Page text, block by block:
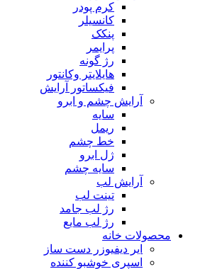
کرم پودر
کانسیلر
پنکک
پرایمر
رژ گونه
هایلایتر وکانتور
فیکساتور آرایش
آرایش چشم و ابرو
سایه
ریمل
خط چشم
ژل ابرو
سایه چشم
آرایش لب
تینت لب
رژ لب جامد
رژ لب مایع
محصولات خانه
ایر دیفیوزر دست ساز
اسپری خوشبو کننده